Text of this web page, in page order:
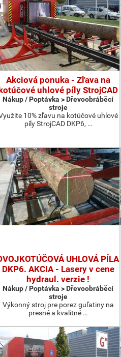
Akciová ponuka - Zľava na
kotúčové uhlové píly StrojCAD
Nákup / Poptávka > Dřevoobráběcí
stroje
10% zľavu na kotúčové uhlové
píly StrojCAD DKP6, …
UHLOVÁ PÍLA
DKP6. AKCIA - Lasery v cene
hydraul. verzie !
Nákup / Poptávka > Dřevoobráběcí
stroje
Výkonný stroj pre porez guľatiny na
presné a kvalitné …